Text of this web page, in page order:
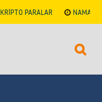
KRİPTO PARALAR NAMAZ